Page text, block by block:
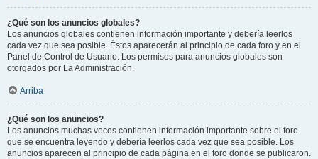
¿Qué son los anuncios globales?
Los anuncios globales contienen información importante y debería leerlos
cada vez que sea posible. Éstos aparecerán al principio de cada foro y en el
Panel de Control de Usuario. Los permisos para anuncios globales son
otorgados por La Administración.
Arriba
¿Qué son los anuncios?
Los anuncios muchas veces contienen información importante sobre el foro
que se encuentra leyendo y debería leerlos cada vez que sea posible. Los
anuncios aparecen al principio de cada página en el foro donde se publicaron.